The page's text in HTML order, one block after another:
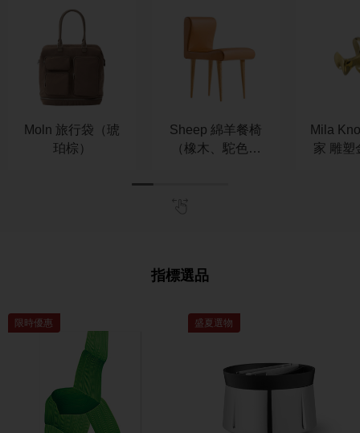
Moln 旅行袋（琥
珀棕）
Sheep 綿羊餐椅
（橡木、駝色皮
Mila
家 雕塑
指標選品
限時優惠 盛夏選物